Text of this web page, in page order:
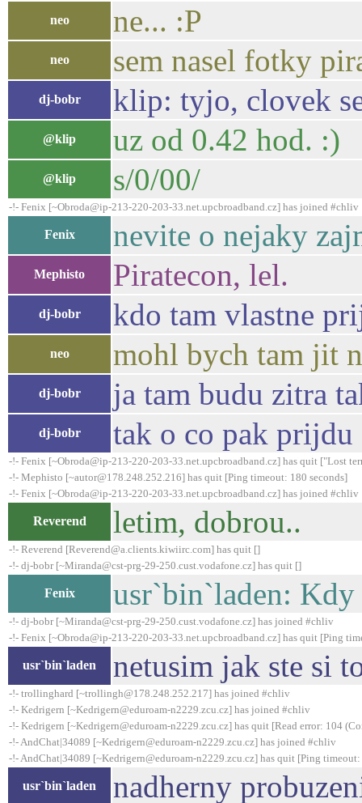
neo ne... :P
neo sem nasel fotky
dj-bobr klip: tyjo, clovek
@klip uz od 0.42 hod. :)
@klip s/0/00/
-!- Fenix [~Obroda@ip-213-220-203-33.net.upcbroadband.cz] has joined #chliv
Fenix nevite o nejaky
Mephisto Piratecon, lel.
dj-bobr kdo tam vlastne
neo mohl bych tam jit
dj-bobr ja tam budu zitra
dj-bobr tak o co pak prijdu
-!- Fenix [~Obroda@ip-213-220-203-33.net.upcbroadband.cz] has quit ["Lost
-!- Mephisto [~autor@178.248.252.216] has quit [Ping timeout: 180 seconds]
-!- Fenix [~Obroda@ip-213-220-203-33.net.upcbroadband.cz] has joined #chliv
Reverend letim, dobrou..
-!- Reverend [Reverend@a.clients.kiwiirc.com] has quit []
-!- dj-bobr [~Miranda@cst-prg-29-250.cust.vodafone.cz] has quit []
Fenix usr`bin`laden: Kdy
-!- dj-bobr [~Miranda@cst-prg-29-250.cust.vodafone.cz] has joined #chliv
-!- Fenix [~Obroda@ip-213-220-203-33.net.upcbroadband.cz] has quit [Ping
usr`bin`laden netusim jak ste si
-!- trollinghard [~trollingh@178.248.252.217] has joined #chliv
-!- Kedrigern [~Kedrigern@eduroam-n2229.zcu.cz] has joined #chliv
-!- Kedrigern [~Kedrigern@eduroam-n2229.zcu.cz] has quit [Read error: 104
-!- AndChat|34089 [~Kedrigern@eduroam-n2229.zcu.cz] has joined #chliv
-!- AndChat|34089 [~Kedrigern@eduroam-n2229.zcu.cz] has quit [Ping timeout:
usr`bin`laden nadherny